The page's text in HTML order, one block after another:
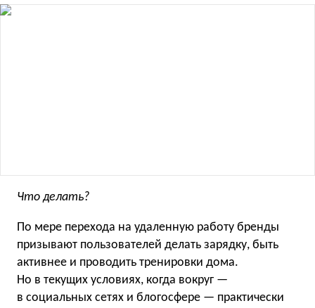
Что делать?
По мере перехода на удаленную работу бренды
призывают пользователей делать зарядку, быть
активнее и проводить тренировки дома.
Но в текущих условиях, когда вокруг —
в социальных сетях и блогосфере — практически